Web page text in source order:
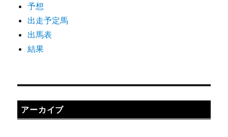
予想
出走予定馬
出馬表
結果
アーカイブ